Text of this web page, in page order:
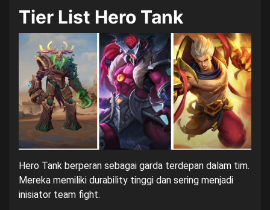
Tier List Hero Tank
Hero Tank berperan sebagai garda terdepan dalam tim.
Mereka memiliki durability tinggi dan sering menjadi
inisiator team fight.